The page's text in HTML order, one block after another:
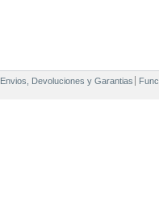
Envios, Devoluciones y Garantias